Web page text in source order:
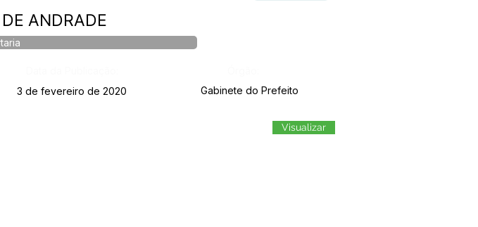
ANDRADE
3 de fevereiro de 2020 Gabinete do Prefeito
Visualizar